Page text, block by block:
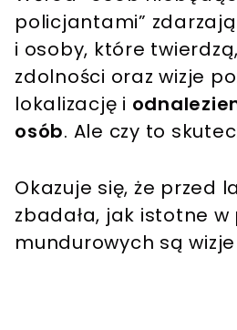
policjantami”
i osoby, które
zdolności oraz wizje
lokalizację i
osób. Ale czy to
Okazuje się, że przed
zbadała, jak istotne
mundurowych są